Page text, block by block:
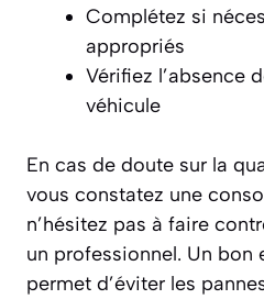
Complétez si
appropriés
Vérifiez l’absence
véhicule
En cas de doute sur la
vous constatez une
n’hésitez pas à faire
un professionnel. Un bon
permet d’éviter les